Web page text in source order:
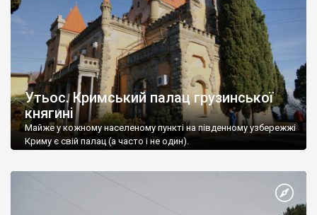
Утьос. Кримський палац грузинської
княгині
Майже у кожному населеному пункті на південному узбережжі
Криму є свій палац (а часто і не один).